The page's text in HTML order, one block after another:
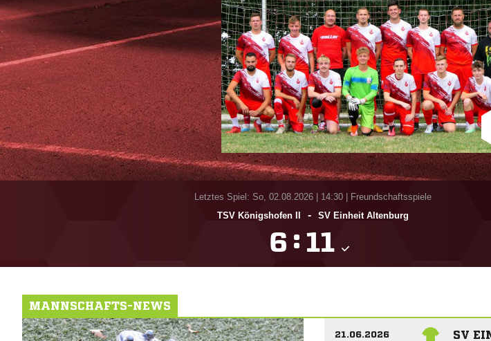
Letztes Spiel: So, 02.08.2026| 14:30 | Freundschaftsspiele
TSV Königshofen II
- SV Einheit Altenburg
 : 
MANNSCHAFTS-NEWS
21.06.2026 SV